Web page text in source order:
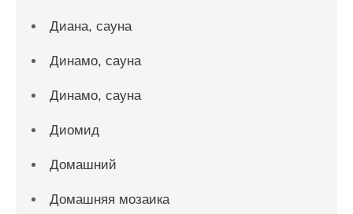
Диана, сауна
Динамо, сауна
Динамо, сауна
Диомид
Домашний
Домашняя мозаика